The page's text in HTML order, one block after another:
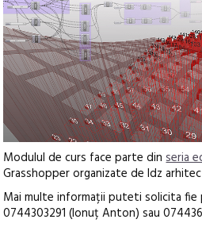
Modulul de curs face parte dinseria
Grasshopper organizate de Idz
Mai multe informații puteti solicita fie
0744303291 (Ionuț Anton) sau